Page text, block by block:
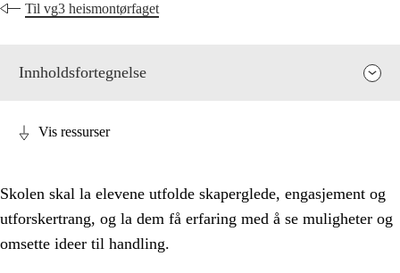
Til vg3 heismontørfaget
Innholdsfortegnelse
Vis ressurser
Skolen skal la elevene utfolde skaperglede, engasjement og
utforskertrang, og la dem få erfaring med å se muligheter og
omsette ideer til handling.